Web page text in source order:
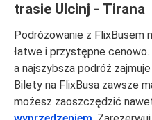
trasie Ulcinj - Tirana
Podróżowanie z FlixBusem
łatwe i przystępne
a najszybsza podróż
Bilety na FlixBusa zawsze
możesz zaoszczędzić